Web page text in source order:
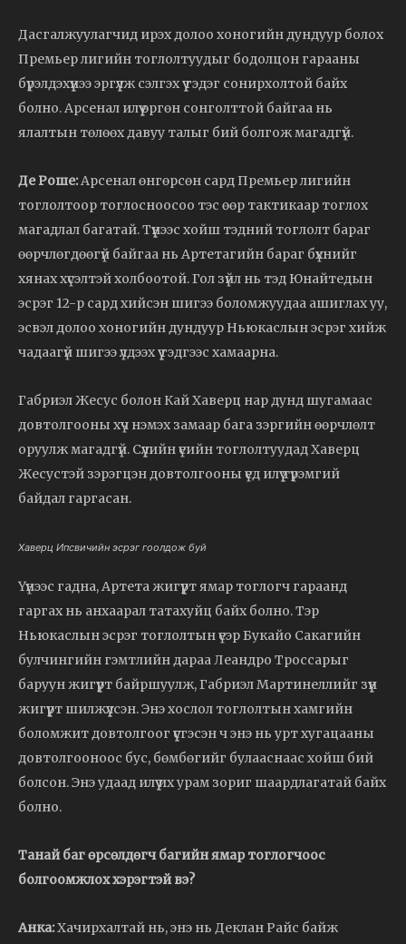
Дасгалжуулагчид ирэх долоо хоногийн дундуур болох
Премьер лигийн тоглолтуудыг бодолцон гарааны
бүрэлдэхүүнээ эргүүлж сэлгэх үү гэдэг сонирхолтой байх
болно. Арсенал илүү өргөн сонголттой байгаа нь
ялалтын төлөөх давуу талыг бий болгож магадгүй.
Де Роше:Арсенал өнгөрсөн сард Премьер лигийн
тоглолтоор тоглосноосоо тэс өөр тактикаар тоглох
магадлал багатай. Түүнээс хойш тэдний тоглолт бараг
өөрчлөгдөөгүй байгаа нь Артетагийн бараг бүхнийг
хянах хүсэлтэй холбоотой. Гол зүйл нь тэд Юнайтедын
эсрэг 12-р сард хийсэн шигээ боломжуудаа ашиглах уу,
эсвэл долоо хоногийн дундуур Ньюкаслын эсрэг хийж
чадаагүй шигээ үлдээх үү гэдгээс хамаарна.
Габриэл Жесус болон Кай Хаверц нар дунд шугамаас
довтолгооны хүч нэмэх замаар бага зэргийн өөрчлөлт
оруулж магадгүй. Сүүлийн үеийн тоглолтуудад Хаверц
Жесустэй зэрэгцэн довтолгооны үед илүү түрэмгий
байдал гаргасан.
Хаверц Ипсвичийн эсрэг гоолдож буй
Үүнээс гадна, Артета жигүүрт ямар тоглогч гараанд
гаргах нь анхаарал татахуйц байх болно. Тэр
Ньюкаслын эсрэг тоглолтын үеэр Букайо Сакагийн
булчингийн гэмтлийн дараа Леандро Троссарыг
баруун жигүүрт байршуулж, Габриэл Мартинеллийг зүүн
жигүүрт шилжүүлсэн. Энэ хослол тоглолтын хамгийн
боломжит довтолгоог үүсгэсэн ч энэ нь урт хугацааны
довтолгооноос бус, бөмбөгийг булааснаас хойш бий
болсон. Энэ удаад илүү их урам зориг шаардлагатай байх
болно.
Танай баг өрсөлдөгч багийн ямар тоглогчоос
болгоомжлох хэрэгтэй вэ?
Анка:Хачирхалтай нь, энэ нь Деклан Райс байж